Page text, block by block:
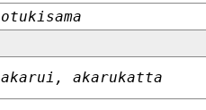
otukisama
akarui, akarukatta